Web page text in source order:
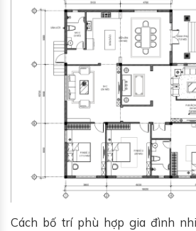
Cách bố trí phù hợp gia đình